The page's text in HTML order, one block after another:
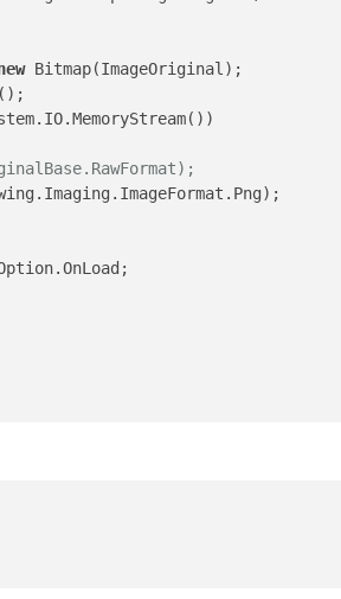
Bitmap(ImageOriginal);